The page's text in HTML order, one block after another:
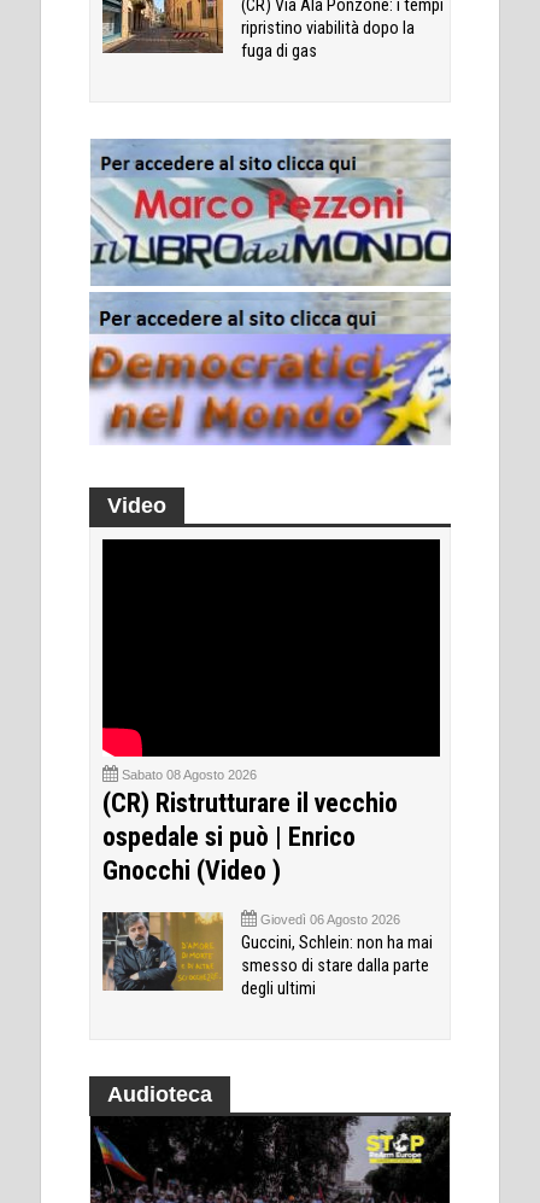
(CR) Via Ala Ponzone: i tempi
ripristino viabilità dopo la
fuga di gas
Video
Sabato 08 Agosto 2026
(CR) Ristrutturare il vecchio
ospedale si può | Enrico
Gnocchi (Video )
Giovedì 06 Agosto 2026
Guccini, Schlein: non ha mai
smesso di stare dalla parte
degli ultimi
Audioteca